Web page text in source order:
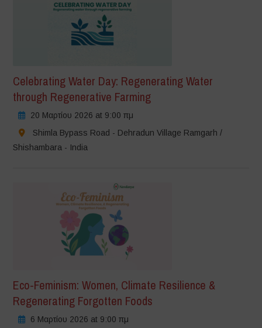
Celebrating Water Day: Regenerating Water
through Regenerative Farming
20 Μαρτίου 2026 at 9:00 πμ
Shimla Bypass Road - Dehradun Village Ramgarh /
Shishambara - India
Eco-Feminism: Women, Climate Resilience &
Regenerating Forgotten Foods
6 Μαρτίου 2026 at 9:00 πμ